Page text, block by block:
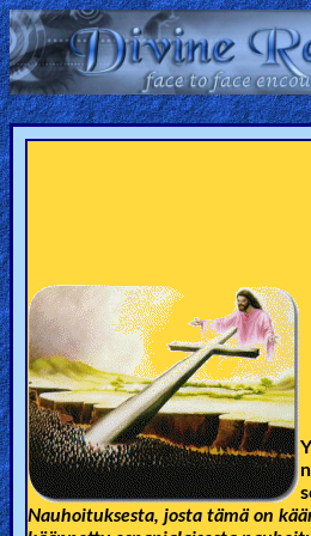
Home:
Search
Site
🎞
Christian
Netflix
Nauhoituksesta, josta tämä on